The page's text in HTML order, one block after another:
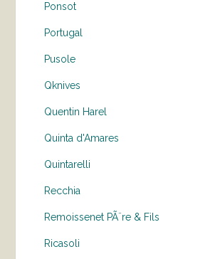
Ponsot
Portugal
Pusole
Qknives
Quentin Harel
Quinta d'Amares
Quintarelli
Recchia
Remoissenet PÃ¨re & Fils
Ricasoli